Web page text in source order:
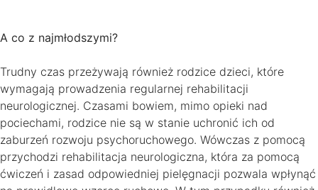
A co z najmłodszymi?
Trudny czas przeżywają również rodzice dzieci, które
wymagają prowadzenia regularnej rehabilitacji
neurologicznej. Czasami bowiem, mimo opieki nad
pociechami, rodzice nie są w stanie uchronić ich od
zaburzeń rozwoju psychoruchowego. Wówczas z pomocą
przychodzi rehabilitacja neurologiczna, która za pomocą
ćwiczeń i zasad odpowiedniej pielęgnacji pozwala wpłynąć